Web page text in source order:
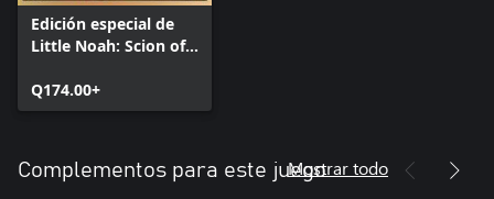
Edición especial de
Little Noah: Scion of
Q174.00+
Complementos para este juegoMostrar todo